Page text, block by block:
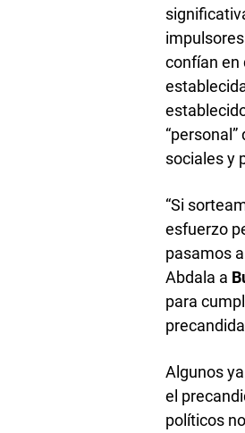
confían en
sociales y
“Si
esfuerzo
pasamos
Abdala a
para
Algunos
el
políticos